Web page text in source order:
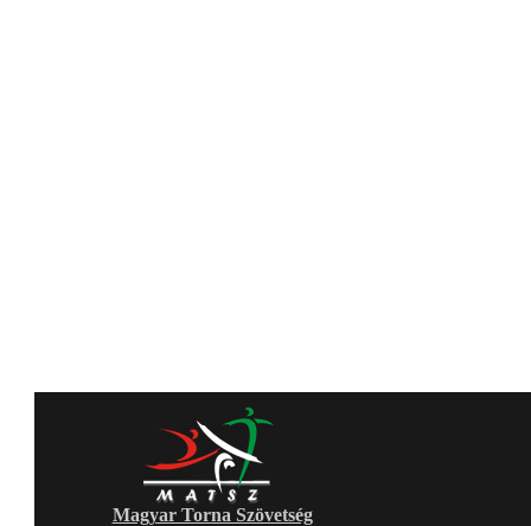
Magyar Torna Szövetség